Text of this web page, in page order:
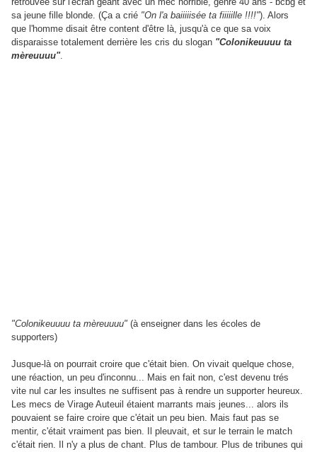
sa jeune fille blonde. (Ça a crié "On l'a baiiiiisée ta fiiiiille !!!!"). Alors
que l'homme disait être content d'être là, jusqu'à ce que sa voix
disparaisse totalement derrière les cris du slogan "Colonikeuuuu ta
mèreuuuu".
"Colonikeuuuu ta mèreuuuu" (à enseigner dans les écoles de
supporters)
Jusque-là on pourrait croire que c'était bien. On vivait quelque chose,
une réaction, un peu d'inconnu... Mais en fait non, c'est devenu trés
vite nul car les insultes ne suffisent pas à rendre un supporter heureux.
Les mecs de Virage Auteuil étaient marrants mais jeunes... alors ils
pouvaient se faire croire que c'était un peu bien. Mais faut pas se
mentir, c'était vraiment pas bien. Il pleuvait, et sur le terrain le match
c'était rien. Il n'y a plus de chant. Plus de tambour. Plus de tribunes qui